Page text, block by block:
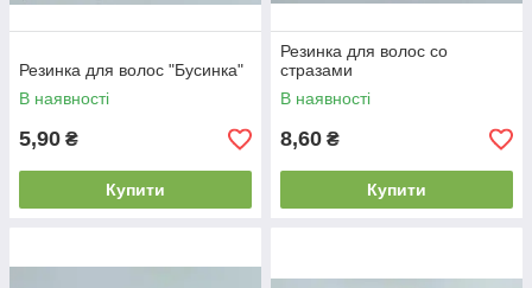
Резинка для волос "Бусинка"
В наявності
5,90 ₴
Купити
Резинка для волос со
стразами
В наявності
8,60 ₴
Купити